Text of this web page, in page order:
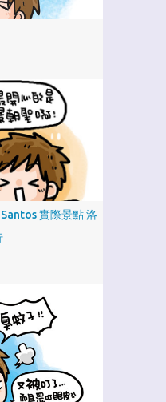
實際景點 洛